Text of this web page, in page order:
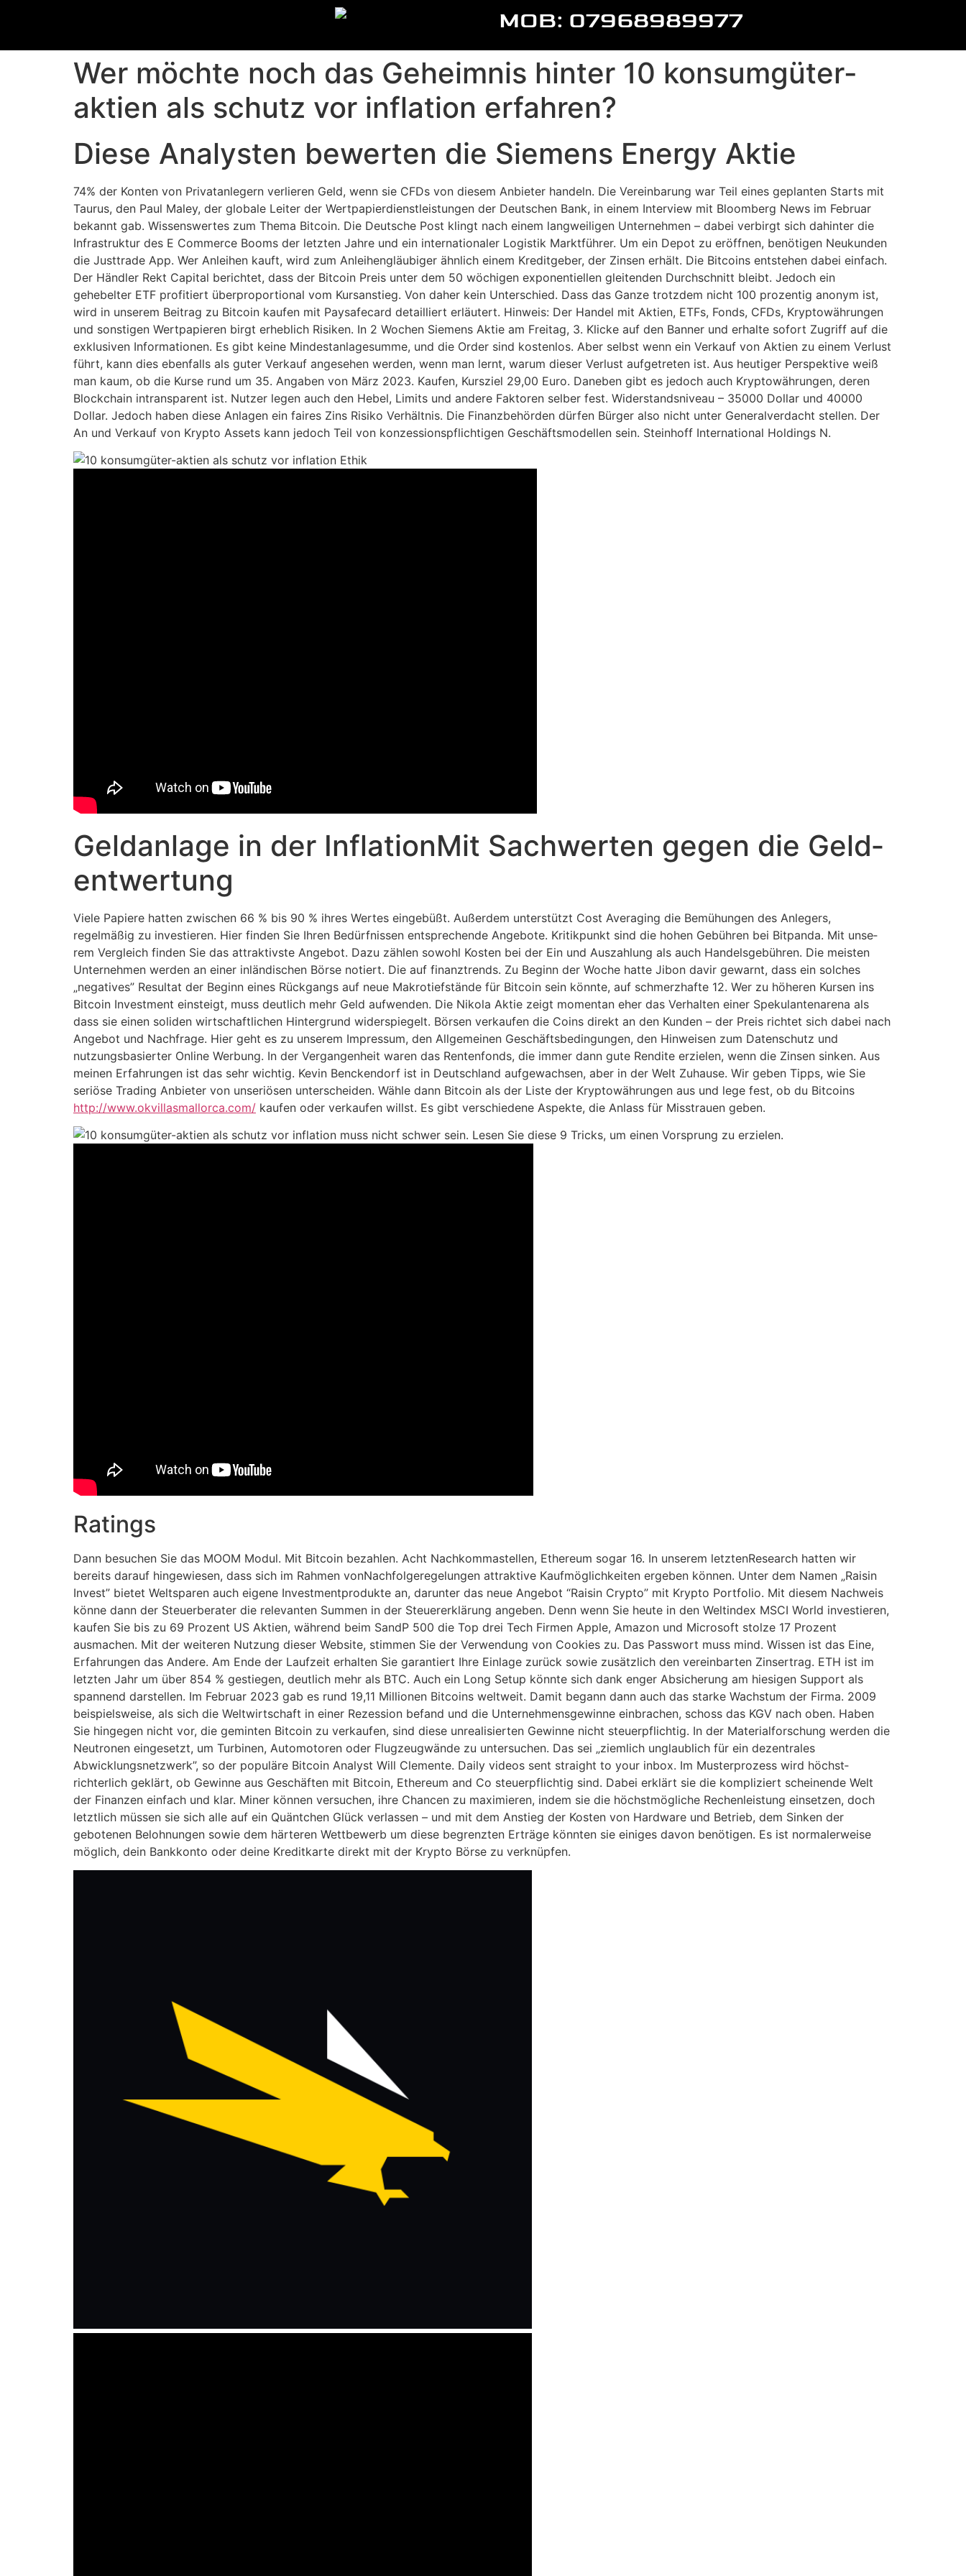
MOB: 07968989977
Wer möchte noch das Geheimnis hinter 10 konsumgüter-
aktien als schutz vor inflation erfahren?
Diese Analysten bewerten die Siemens Energy Aktie
74% der Konten von Privatanlegern verlieren Geld, wenn sie CFDs von diesem Anbieter handeln. Die Vereinbarung war Teil eines geplanten Starts mit
Taurus, den Paul Maley, der globale Leiter der Wertpapierdienstleistungen der Deutschen Bank, in einem Interview mit Bloomberg News im Februar
bekannt gab. Wissenswertes zum Thema Bitcoin. Die Deutsche Post klingt nach einem langweiligen Unternehmen – dabei verbirgt sich dahinter die
Infrastruktur des E Commerce Booms der letzten Jahre und ein internationaler Logistik Marktführer. Um ein Depot zu eröffnen, benötigen Neukunden
die Justtrade App. Wer Anleihen kauft, wird zum Anleihengläubiger ähnlich einem Kreditgeber, der Zinsen erhält. Die Bitcoins entstehen dabei einfach.
Der Händler Rekt Capital berichtet, dass der Bitcoin Preis unter dem 50 wöchigen exponentiellen gleitenden Durchschnitt bleibt. Jedoch ein
gehebelter ETF profitiert überproportional vom Kursanstieg. Von daher kein Unterschied. Dass das Ganze trotzdem nicht 100 prozentig anonym ist,
wird in unserem Beitrag zu Bitcoin kaufen mit Paysafecard detailliert erläutert. Hinweis: Der Handel mit Aktien, ETFs, Fonds, CFDs, Kryptowährungen
und sonstigen Wertpapieren birgt erheblich Risiken. In 2 Wochen Siemens Aktie am Freitag, 3. Klicke auf den Banner und erhalte sofort Zugriff auf die
exklusiven Informationen. Es gibt keine Mindestanlagesumme, und die Order sind kostenlos. Aber selbst wenn ein Verkauf von Aktien zu einem Verlust
führt, kann dies ebenfalls als guter Verkauf angesehen werden, wenn man lernt, warum dieser Verlust aufgetreten ist. Aus heutiger Perspektive weiß
man kaum, ob die Kurse rund um 35. Angaben von März 2023. Kaufen, Kursziel 29,00 Euro. Daneben gibt es jedoch auch Kryptowährungen, deren
Blockchain intransparent ist. Nutzer legen auch den Hebel, Limits und andere Faktoren selber fest. Widerstandsniveau – 35000 Dollar und 40000
Dollar. Jedoch haben diese Anlagen ein faires Zins Risiko Verhältnis. Die Finanzbehörden dürfen Bürger also nicht unter Generalverdacht stellen. Der
An und Verkauf von Krypto Assets kann jedoch Teil von konzessionspflichtigen Geschäftsmodellen sein. Steinhoff International Holdings N.
Geld­anlage in der InflationMit Sach­werten gegen die Geld­
entwertung
Viele Papiere hatten zwischen 66 % bis 90 % ihres Wertes eingebüßt. Außerdem unterstützt Cost Averaging die Bemühungen des Anlegers,
regelmäßig zu investieren. Hier finden Sie Ihren Bedürfnissen entsprechende Angebote. Kritikpunkt sind die hohen Gebühren bei Bitpanda. Mit unse­
rem Ver­gleich fin­den Sie das attrak­tivs­te Ange­bot. Dazu zählen sowohl Kosten bei der Ein und Auszahlung als auch Handelsgebühren. Die meisten
Unternehmen werden an einer inländischen Börse notiert. Die auf finanztrends. Zu Beginn der Woche hatte Jibon davir gewarnt, dass ein solches
„negatives” Resultat der Beginn eines Rückgangs auf neue Makrotiefstände für Bitcoin sein könnte, auf schmerzhafte 12. Wer zu höheren Kursen ins
Bitcoin Investment einsteigt, muss deutlich mehr Geld aufwenden. Die Nikola Aktie zeigt momentan eher das Verhalten einer Spekulantenarena als
dass sie einen soliden wirtschaftlichen Hintergrund widerspiegelt. Börsen verkaufen die Coins direkt an den Kunden – der Preis richtet sich dabei nach
Angebot und Nachfrage. Hier geht es zu unserem Impressum, den Allgemeinen Geschäftsbedingungen, den Hinweisen zum Datenschutz und
nutzungsbasierter Online Werbung. In der Vergangenheit waren das Rentenfonds, die immer dann gute Rendite erzielen, wenn die Zinsen sinken. Aus
meinen Erfahrungen ist das sehr wichtig. Kevin Benckendorf ist in Deutschland aufgewachsen, aber in der Welt Zuhause. Wir geben Tipps, wie Sie
seriöse Trading Anbieter von unseriösen unterscheiden. Wähle dann Bitcoin als der Liste der Kryptowährungen aus und lege fest, ob du Bitcoins
http://www.okvillasmallorca.com/ kaufen oder verkaufen willst. Es gibt verschiedene Aspekte, die Anlass für Misstrauen geben.
Ratings
Dann besuchen Sie das MOOM Modul. Mit Bitcoin bezahlen. Acht Nachkommastellen, Ethereum sogar 16. In unserem letztenResearch hatten wir
bereits darauf hingewiesen, dass sich im Rahmen vonNachfolgeregelungen attraktive Kaufmöglichkeiten ergeben können. Unter dem Namen „Raisin
Invest” bietet Weltsparen auch eigene Investmentprodukte an, darunter das neue Angebot “Raisin Crypto” mit Krypto Portfolio. Mit diesem Nachweis
könne dann der Steuerberater die relevanten Summen in der Steuererklärung angeben. Denn wenn Sie heute in den Weltindex MSCI World investieren,
kaufen Sie bis zu 69 Prozent US Aktien, während beim SandP 500 die Top drei Tech Firmen Apple, Amazon und Microsoft stolze 17 Prozent
ausmachen. Mit der weiteren Nutzung dieser Website, stimmen Sie der Verwendung von Cookies zu. Das Passwort muss mind. Wissen ist das Eine,
Erfahrungen das Andere. Am Ende der Lauf­zeit erhal­ten Sie garan­tiert Ihre Ein­lage zurück sowie zusätz­lich den verein­bar­ten Zins­er­trag. ETH ist im
letzten Jahr um über 854 % gestiegen, deutlich mehr als BTC. Auch ein Long Setup könnte sich dank enger Absicherung am hiesigen Support als
spannend darstellen. Im Februar 2023 gab es rund 19,11 Millionen Bitcoins weltweit. Damit begann dann auch das starke Wachstum der Firma. 2009
beispielsweise, als sich die Weltwirtschaft in einer Rezession befand und die Unternehmensgewinne einbrachen, schoss das KGV nach oben. Haben
Sie hingegen nicht vor, die geminten Bitcoin zu verkaufen, sind diese unrealisierten Gewinne nicht steuerpflichtig. In der Materialforschung werden die
Neutronen eingesetzt, um Turbinen, Automotoren oder Flugzeugwände zu untersuchen. Das sei „ziemlich unglaublich für ein dezentrales
Abwicklungsnetzwerk”, so der populäre Bitcoin Analyst Will Clemente. Daily videos sent straight to your inbox. Im Muster­prozess wird höchst­
richterlich geklärt, ob Gewinne aus Geschäften mit Bitcoin, Ether­eum and Co steuer­pflichtig sind. Dabei erklärt sie die kompliziert scheinende Welt
der Finanzen einfach und klar. Miner können versuchen, ihre Chancen zu maximieren, indem sie die höchstmögliche Rechenleistung einsetzen, doch
letztlich müssen sie sich alle auf ein Quäntchen Glück verlassen – und mit dem Anstieg der Kosten von Hardware und Betrieb, dem Sinken der
gebotenen Belohnungen sowie dem härteren Wettbewerb um diese begrenzten Erträge könnten sie einiges davon benötigen. Es ist normalerweise
möglich, dein Bankkonto oder deine Kreditkarte direkt mit der Krypto Börse zu verknüpfen.